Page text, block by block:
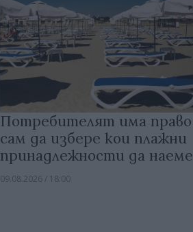
Потребителят има право
сам да избере кои плажни
принадлежности да наеме
09.08.2026 / 18:00